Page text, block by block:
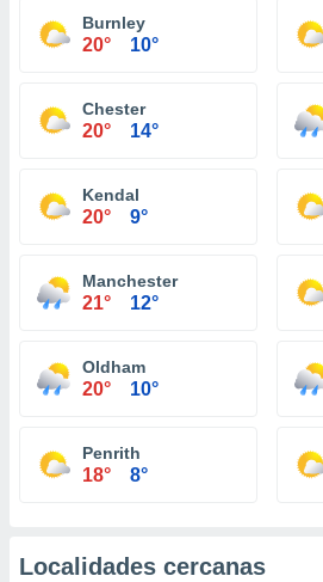
Burnley
20° 10°
Chester
20° 14°
Kendal
20° 9°
Manchester
21° 12°
Oldham
20° 10°
Penrith
18° 8°
Localidades cercanas